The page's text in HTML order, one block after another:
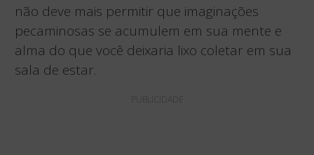
não deve mais permitir que imaginações
pecaminosas se acumulem em sua mente e
alma do que você deixaria lixo coletar em sua
sala de estar.
PUBLICIDADE